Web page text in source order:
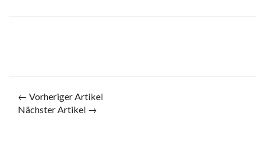
← Vorheriger Artikel
Nächster Artikel →